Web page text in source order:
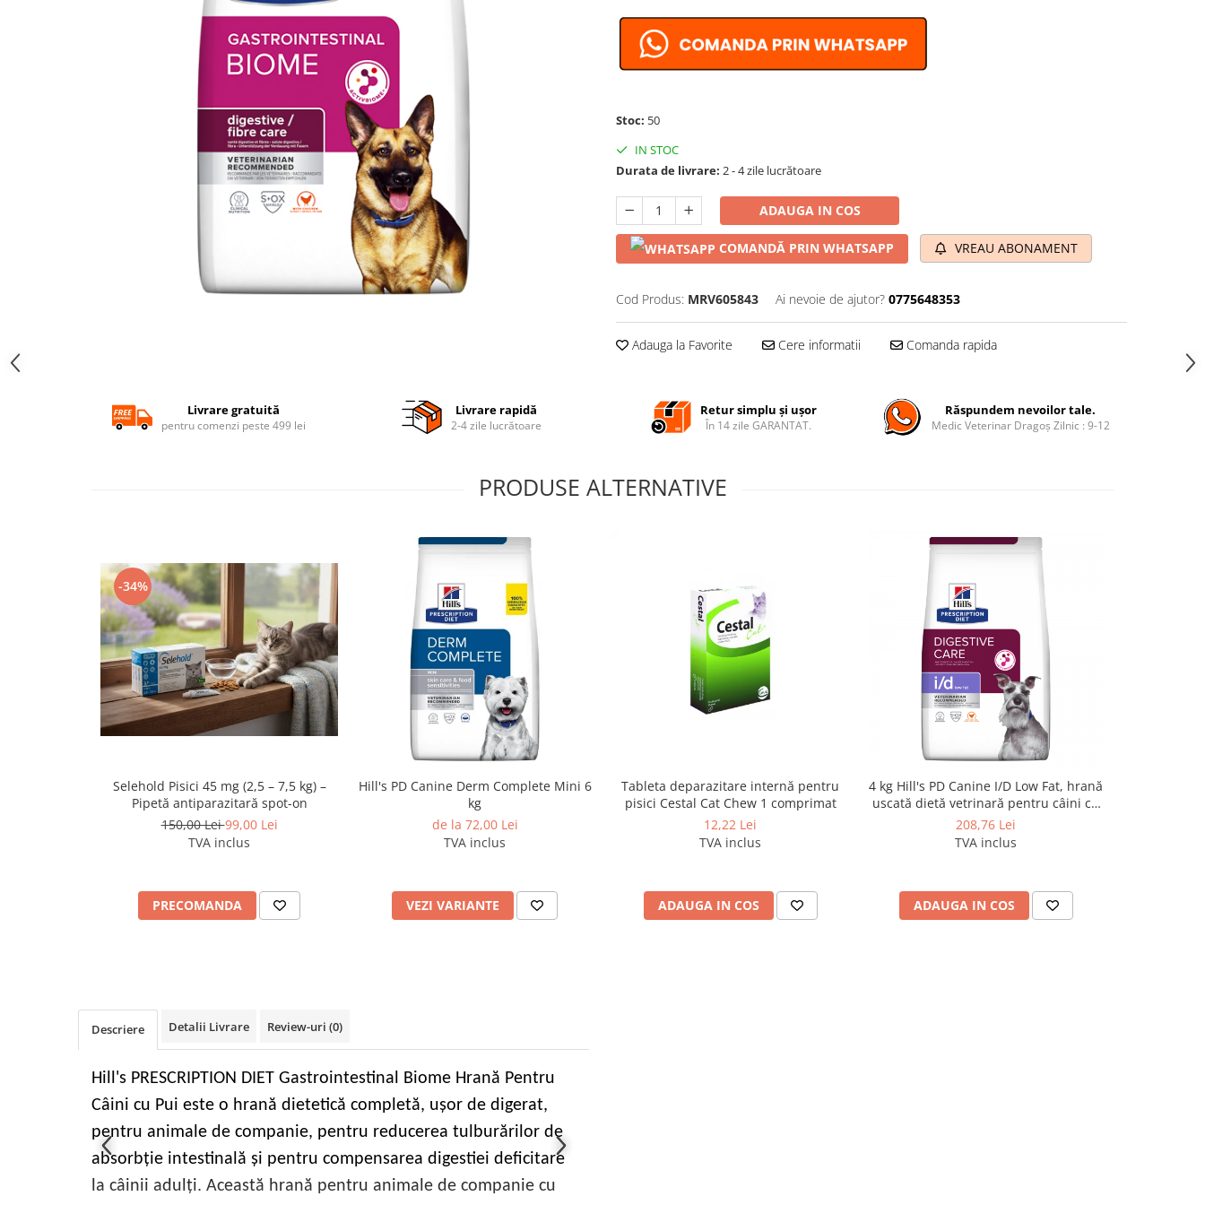
Stoc: 50
IN STOC
Durata de livrare: 2 - 4 zile lucrătoare
ADAUGA IN COS
COMANDĂ PRIN WHATSAPP VREAU ABONAMENT
Cod Produs: MRV605843 Ai nevoie de ajutor? 0775648353
Adauga la Favorite Cere informatii Comanda rapida
Livrare gratuită
pentru comenzi peste 499 lei
Livrare rapidă
2-4 zile lucrătoare
Retur simplu și ușor
În 14 zile GARANTAT.
Răspundem nevoilor tale.
Medic Veterinar Dragoș Zilnic : 9-12
PRODUSE ALTERNATIVE
-34%
Selehold Pisici 45 mg (2,5 – 7,5 kg) –
Pipetă antiparazitară spot-on
150,00 Lei99,00 Lei
TVA inclus
PRECOMANDA
Hill's PD Canine Derm Complete Mini 6
kg
de la 72,00 Lei
TVA inclus
VEZI VARIANTE
Tableta deparazitare internă pentru
pisici Cestal Cat Chew 1 comprimat
12,22 Lei
TVA inclus
ADAUGA IN COS
4 kg Hill's PD Canine I/D Low Fat, hrană
uscată dietă vetrinară pentru câini cu
probleme digestive
208,76 Lei
TVA inclus
ADAUGA IN COS
Descriere Detalii Livrare Review-uri (0)
Hill's PRESCRIPTION DIET Gastrointestinal Biome Hrană Pentru
Câini cu Pui este o hrană dietetică completă, uşor de digerat,
pentru animale de companie, pentru reducerea tulburărilor de
absorbţie intestinală şi pentru compensarea digestiei deficitare
la câinii adulţi. Această hrană pentru animale de companie cu